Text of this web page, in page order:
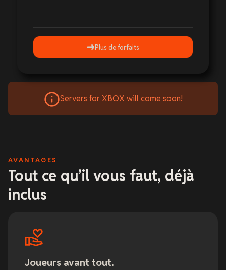
Plus de forfaits
Servers for XBOX will come soon!
AVANTAGES
Tout ce qu’il vous faut, déjà
inclus
Joueurs avant tout.